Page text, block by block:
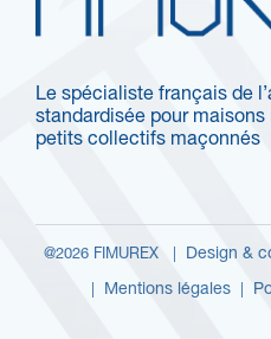
Le spécialiste français de
standardisée pour
petits collectifs maçonnés
@2026 FIMUREX | Design &
Mentions légales|